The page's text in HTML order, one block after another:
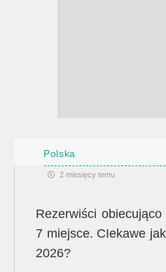
Polska
2 miesięcy temu
Rezerwiści
7 miejsce. CIekawe
2026?